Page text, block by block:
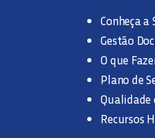
HIDRÔMETRO
TESTE DE
LEGISLAÇÃO
Conheça a
Gestão
O que
Plano de
Qualidade
Recursos